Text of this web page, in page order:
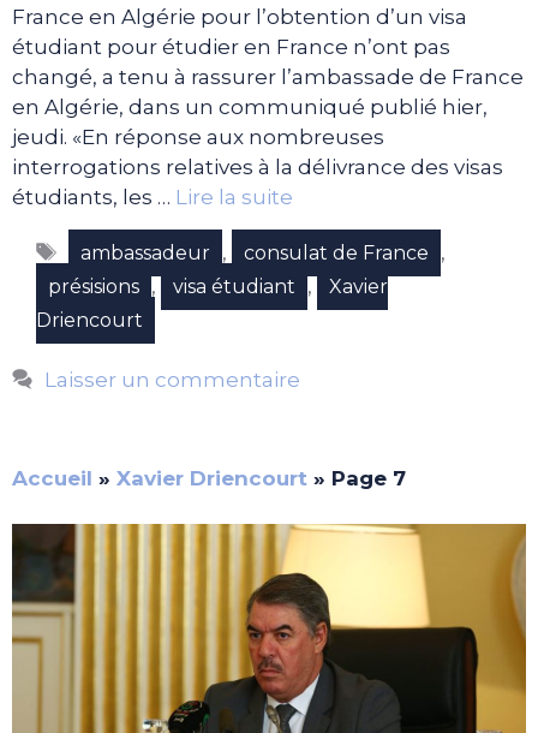
France en Algérie pour l’obtention d’un visa
étudiant pour étudier en France n’ont pas
changé, a tenu à rassurer l’ambassade de France
en Algérie, dans un communiqué publié hier,
jeudi. «En réponse aux nombreuses
interrogations relatives à la délivrance des visas
étudiants, les … Lire la suite
Étiquettes
ambassadeur , consulat de France ,
présisions , visa étudiant ,
Xavier
Driencourt
Laisser un commentaire
Accueil » Xavier Driencourt » Page 7